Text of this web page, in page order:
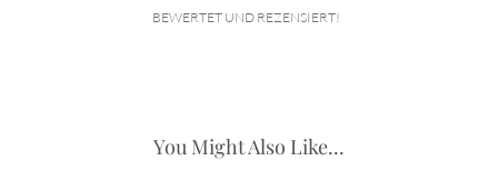
BEWERTET UND REZENSIERT!
You Might Also Like...